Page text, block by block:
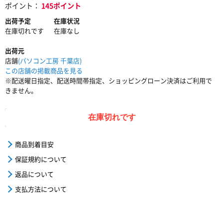
ポイント： 145ポイント
出荷予定
在庫切れです
在庫状況
在庫なし
出荷元
店舗(パソコン工房 千葉店)
この店舗の掲載商品を見る
※配送曜日指定、配送時間帯指定、ショッピングローン決済はご利用で
きません。
在庫切れです
商品到着目安
保証規約について
返品について
支払方法について